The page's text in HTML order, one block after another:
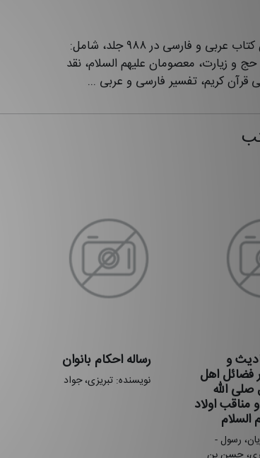
متن کامل ۴۳۹ عنوان کتاب عربی و فارسی در ۹۸۸ جلد، شامل:
و زیارت، معصومان علیهم السلام، نقد
قرآن کریم، تفسیر فارسی و عربی ...
و
فضائل اهل
الله
مناقب اولاد
السلام
رسول -
رساله احکام بانوان
نویسنده: تبریزی، جواد